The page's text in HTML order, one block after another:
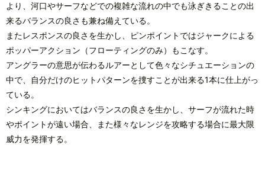
より、河口やサーフなどでの複雑な流れの中でも泳ぎきることの出
来るバランスの良さも兼ね備えている。
またレスポンスの良さを生かし、ピンポイントではジャークによる
ポッパーアクション（フローティングのみ）もこなす。
アングラーの意思が伝わるルアーとして色々なシチュエーションの
中で、自分だけのヒットパターンを捜すことが出来る1本に仕上がっ
ている。
シンキングにおいてはバランスの良さを生かし、サーフが流れた時
やポイントが遠い場合、また様々なレンジを攻略する場合に最大限
威力を発揮する。